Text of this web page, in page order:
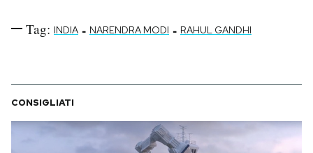
Tag: INDIA - NARENDRA MODI - RAHUL GANDHI
CONSIGLIATI